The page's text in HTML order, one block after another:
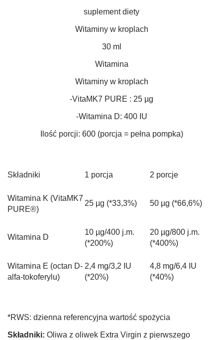
suplement diety
Witaminy w kroplach
30 ml
Witamina
Witaminy w kroplach
-VitaMK7 PURE : 25 µg
-Witamina D: 400 IU
Ilość porcji: 600 (porcja = pełna pompka)
Składniki 1 porcja 2 porcje
Witamina K (VitaMK7
PURE®)
25 µg (*33,3%) 50 µg (*66,6%)
Witamina D
10 µg/400 j.m.
(*200%)
20 µg/800 j.m.
(*400%)
Witamina E (octan D-
alfa-tokoferylu)
2,4 mg/3,2 IU
(*20%)
4,8 mg/6,4 IU
(*40%)
*RWS: dzienna referencyjna wartość spożycia
Składniki: Oliwa z oliwek Extra Virgin z pierwszego